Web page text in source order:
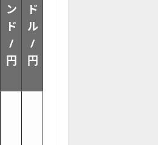
ン
ド
/
円
ド
ル
/
円